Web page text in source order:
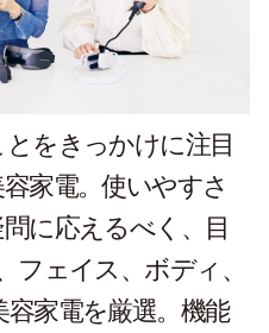
をきっかけに注目
家電。使いやすさ
に応えるべく、目
フェイス、ボディ、
家電を厳選。機能